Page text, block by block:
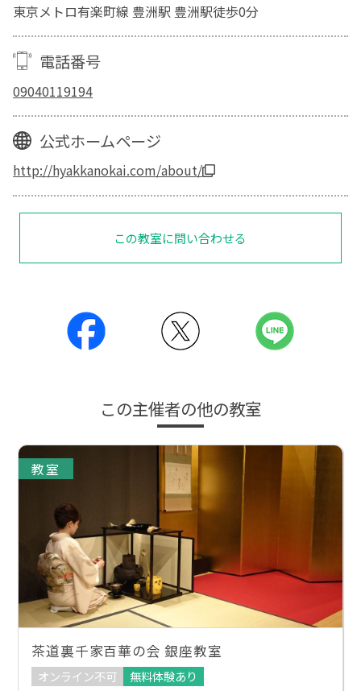
東京メトロ有楽町線 豊洲駅 豊洲駅徒歩0分
電話番号
09040119194
公式ホームページ
http://hyakkanokai.com/about/
この教室に問い合わせる
この主催者の他の教室
教室
茶道裏千家百華の会 銀座教室
オンライン不可
無料体験あり